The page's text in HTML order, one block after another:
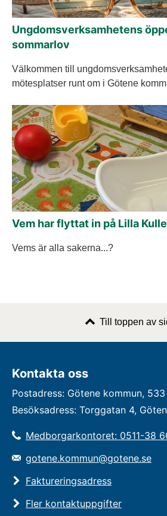
Ungdomsverksamhetens
sommarlov
Välkommen till
mötesplatser runt om i Götene
Vem har flyttat in på Lilla
Vems är alla sakerna...?
Till toppen av
Kontakta oss
Postadress: Götene kommun, 533
Besöksadress: Torggatan 4,
Medborgarkontoret: 0511-38
gotene.kommun@gotene.se
Faktureringsadress
Fler kontaktuppgifter